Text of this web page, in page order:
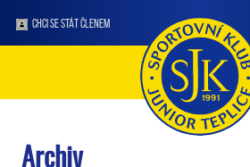
CHCI SE STÁT ČLENEM
Archiv